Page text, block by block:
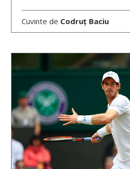
Cuvinte de Codruț Baciu